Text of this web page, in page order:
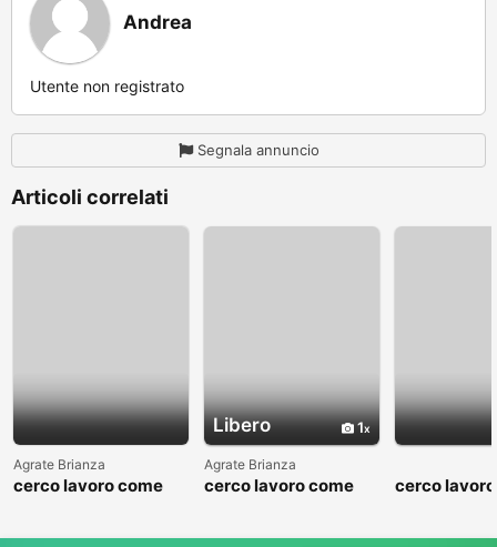
Andrea
Utente non registrato
Segnala annuncio
Articoli correlati
Agrate Brianza
cerco lavoro come
Libero 1
Agrate Brianza
cerco lavoro come
cerco